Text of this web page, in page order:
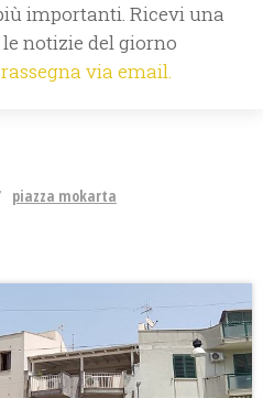
importanti. Ricevi una
notizie del giorno
via email.
piazza mokarta